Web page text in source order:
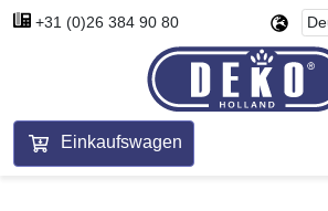
+31 (0)26 384 90 80
Einkaufswagen